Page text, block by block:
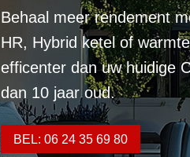
Behaal meer rendement
HR, Hybrid ketel of
efficenter dan uw huidige
dan 10 jaar oud.
BEL: 06 24 35 69 80